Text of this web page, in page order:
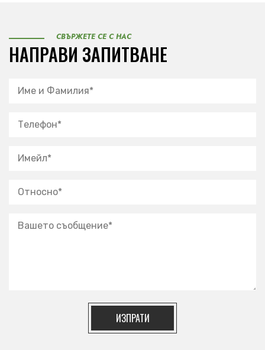
СВЪРЖЕТЕ СЕ С НАС
НАПРАВИ ЗАПИТВАНЕ
ИЗПРАТИ